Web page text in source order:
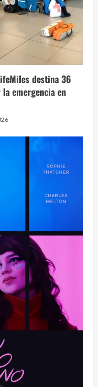
destina 36
emergencia en